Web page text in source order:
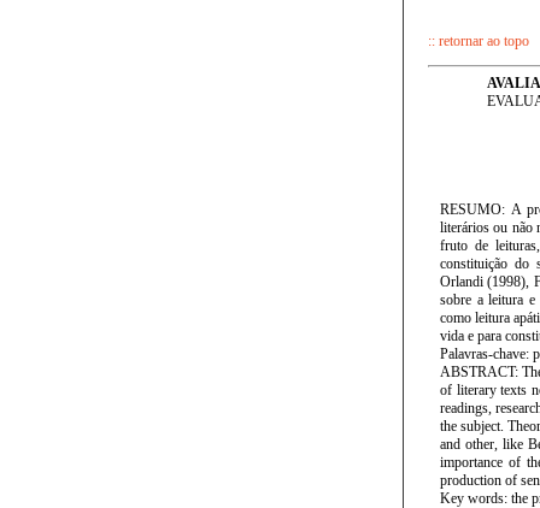
:: retornar ao topo
RESUMO: A
literários ou não
fruto de
constituição do
Orlandi (1998),
sobre a leitura e
como leitura
vida e para
Palavras-chave:
ABSTRACT:
of literary texts
readings,
the subject.
and other, like
importance of
production of
Key words: the